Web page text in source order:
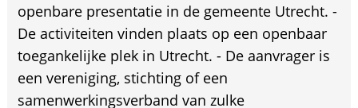
openbare presentatie in de gemeente Utrecht. -
De activiteiten vinden plaats op een openbaar
toegankelijke plek in Utrecht. - De aanvrager is
een vereniging, stichting of een
samenwerkingsverband van zulke